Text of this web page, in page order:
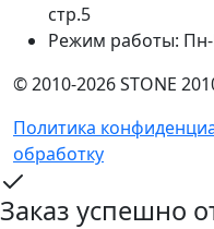
стр.5
Режим работы:
© 2010-2026 STONE
Политика
обработку
Заказ успешно